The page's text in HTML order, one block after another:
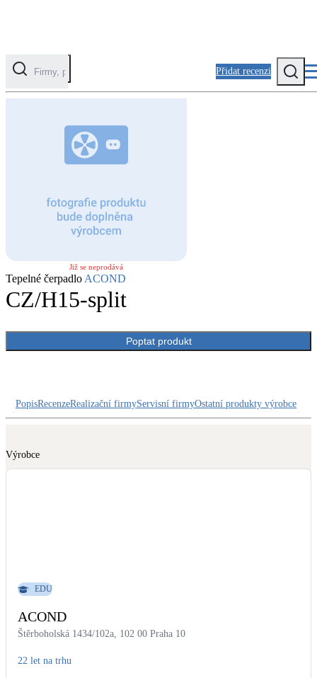
Přidat recenzi
Fotovoltaika
Solární ohřev vody
Tepelná čerpadla
Klimatizace pro vytápění
Zateplení
Obálka budovy
Již se neprodává
Tepelné čerpadlo ACOND
CZ/H15-split
Poptat produkt
PopisRecenzeRealizační firmyServisní firmyOstatní produkty výrobce
Výrobce
EDU
ACOND
Štěrboholská 1434/102a, 102 00 Praha 10
22 let na trhu